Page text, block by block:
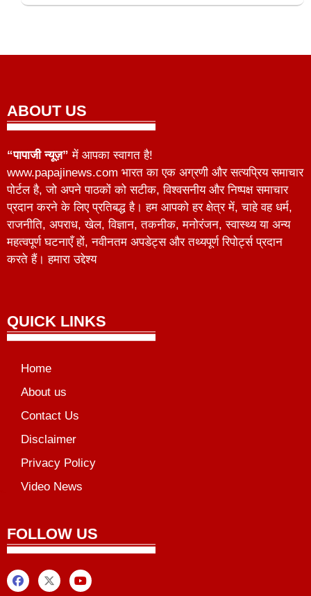
ABOUT US
“पापाजी न्यूज़” में आपका स्वागत है!
www.papajinews.com भारत का एक अग्रणी और सत्यप्रिय समाचार
पोर्टल है, जो अपने पाठकों को सटीक, विश्वसनीय और निष्पक्ष समाचार
प्रदान करने के लिए प्रतिबद्ध है। हम आपको हर क्षेत्र में, चाहे वह धर्म,
राजनीति, अपराध, खेल, विज्ञान, तकनीक, मनोरंजन, स्वास्थ्य या अन्य
महत्वपूर्ण घटनाएँ हों, नवीनतम अपडेट्स और तथ्यपूर्ण रिपोर्ट्स प्रदान
करते हैं। हमारा उद्देश्य
QUICK LINKS
Home
About us
Contact Us
Disclaimer
Privacy Policy
Video News
FOLLOW US